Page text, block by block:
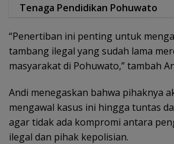
Tenaga Pendidikan Pohuwato
“Penertiban ini penting untuk
tambang ilegal yang sudah lama
masyarakat di Pohuwato,” tambah
Andi menegaskan bahwa pihaknya
mengawal kasus ini hingga tuntas
agar tidak ada kompromi antara
ilegal dan pihak kepolisian.